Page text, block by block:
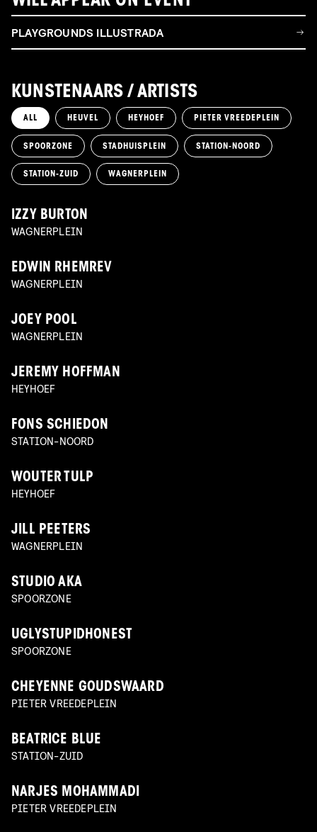
PLAYGROUNDS ILLUSTRADA
KUNSTENAARS / ARTISTS
ALL HEUVEL HEYHOEF PIETER VREEDEPLEIN
SPOORZONE STADHUISPLEIN STATION-NOORD
STATION-ZUID WAGNERPLEIN
IZZY BURTON
WAGNERPLEIN
EDWIN RHEMREV
WAGNERPLEIN
JOEY POOL
WAGNERPLEIN
JEREMY HOFFMAN
HEYHOEF
FONS SCHIEDON
STATION-NOORD
WOUTER TULP
HEYHOEF
JILL PEETERS
WAGNERPLEIN
STUDIO AKA
SPOORZONE
UGLYSTUPIDHONEST
SPOORZONE
CHEYENNE GOUDSWAARD
PIETER VREEDEPLEIN
BEATRICE BLUE
STATION-ZUID
NARJES MOHAMMADI
PIETER VREEDEPLEIN